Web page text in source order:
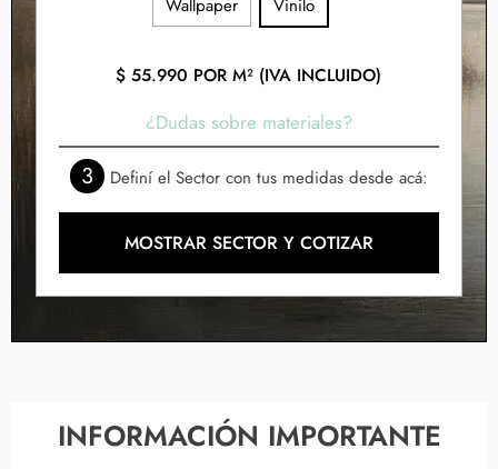
Wallpaper Vinilo
$ 55.990 POR M² (IVA INCLUIDO)
¿Dudas sobre materiales?
3 Definí el Sector con tus medidas desde acá:
MOSTRAR SECTOR Y COTIZAR
INFORMACIÓN IMPORTANTE